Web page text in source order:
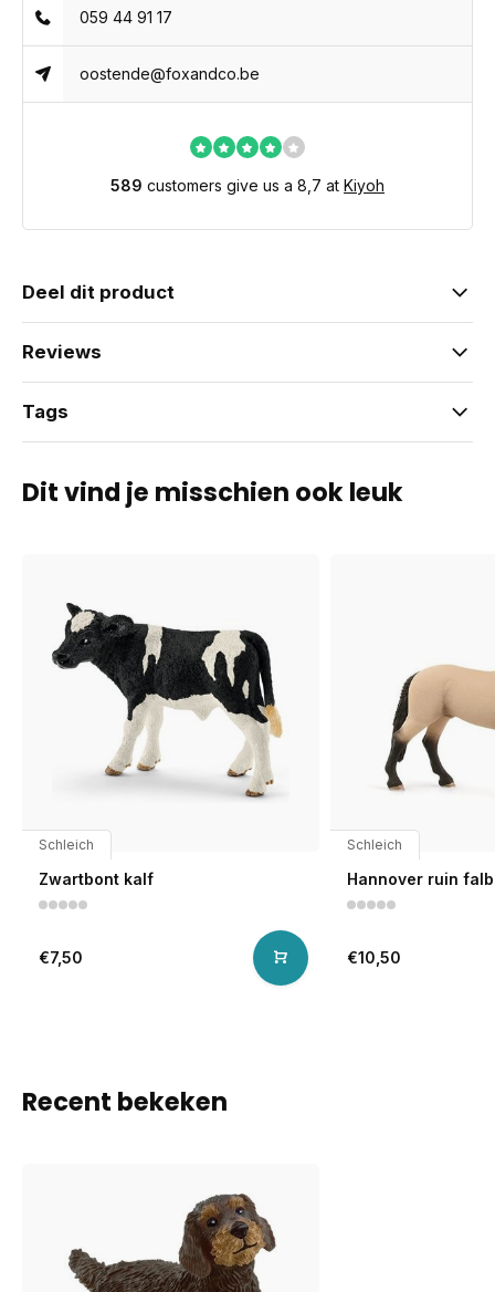
059 44 91 17
oostende@foxandco.be
589 customers give us a 8,7 at Kiyoh
Deel dit product
Reviews
Tags
Dit vind je misschien ook leuk
Schleich
Zwartbont kalf
€7,50
Schleich
Hannover ruin
€10,50
Recent bekeken